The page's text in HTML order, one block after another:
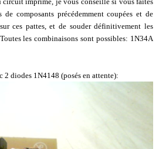
de composants précédemment coupées et de
ces pattes, et de souder définitivement les
les combinaisons sont possibles: 1N34A
2 diodes 1N4148 (posés en attente):